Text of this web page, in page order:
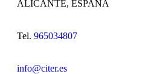
ALICANTE, ESPAÑA
Tel. 965034807
info@citer.es